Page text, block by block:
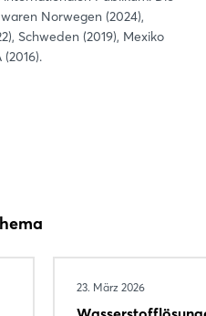
Norwegen (2024),
Schweden (2019), Mexiko
23. März 2026